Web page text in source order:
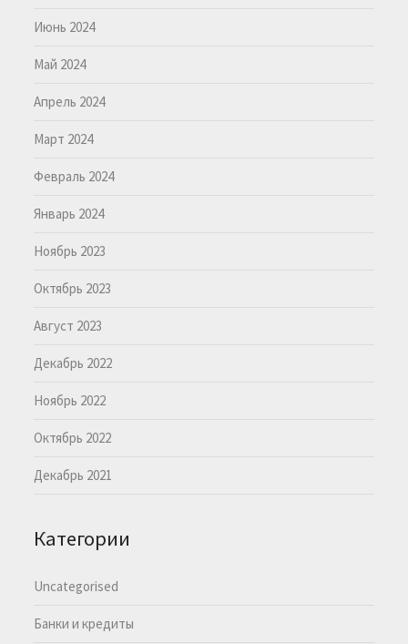
Июнь 2024
Май 2024
Апрель 2024
Март 2024
Февраль 2024
Январь 2024
Ноябрь 2023
Октябрь 2023
Август 2023
Декабрь 2022
Ноябрь 2022
Октябрь 2022
Декабрь 2021
Категории
Uncategorised
Банки и кредиты